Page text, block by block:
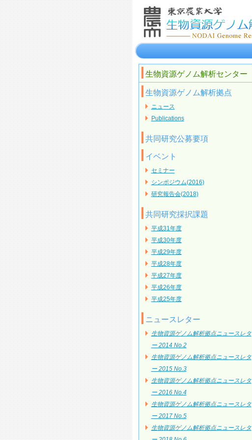
生物資源ゲノム解析センター
生物資源ゲノム解析拠点
ニュース
Publications
共同研究公募要項
イベント
セミナー
シンポジウム(2016)
研究報告会(2018)
共同研究採択課題
平成31年度
平成30年度
平成29年度
平成28年度
平成27年度
平成26年度
平成25年度
ニュースレター
生物資源ゲノム解析拠点ニュースレタ
ー 2014 No.2
生物資源ゲノム解析拠点ニュースレタ
ー 2015 No.3
生物資源ゲノム解析拠点ニュースレタ
ー 2016 No.4
生物資源ゲノム解析拠点ニュースレタ
ー 2017 No.5
生物資源ゲノム解析拠点ニュースレタ